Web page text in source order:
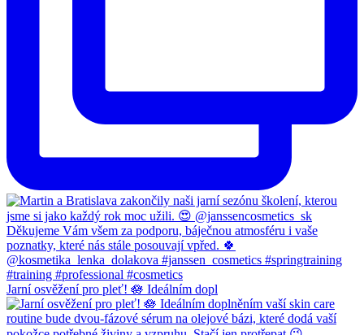
Jarní osvěžení pro pleť! 🪷 Ideálním dopl